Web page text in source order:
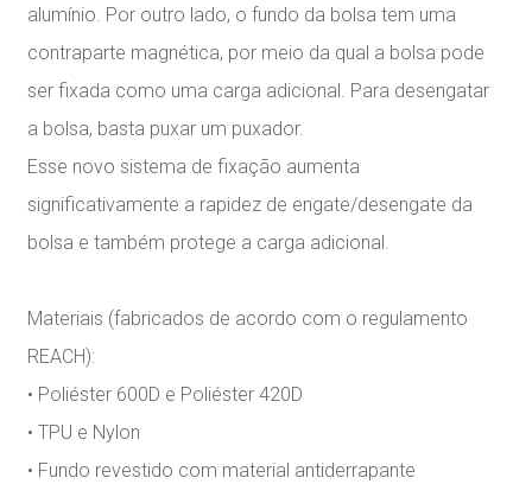
alumínio. Por outro lado, o fundo da bolsa tem uma
contraparte magnética, por meio da qual a bolsa pode
ser fixada como uma carga adicional. Para desengatar
a bolsa, basta puxar um puxador.
Esse novo sistema de fixação aumenta
significativamente a rapidez de engate/desengate da
bolsa e também protege a carga adicional.
Materiais (fabricados de acordo com o regulamento
REACH):
• Poliéster 600D e Poliéster 420D
• TPU e Nylon
• Fundo revestido com material antiderrapante